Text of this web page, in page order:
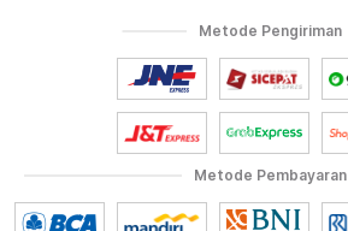
Metode Pembayaran
Metode Pengiriman